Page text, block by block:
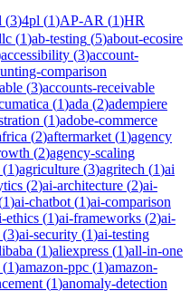
(3)4pl (1)AP-AR (1)HR
(1)ab-testing (5)about-ecosire
accessibility (3)account-
comparison
(3)accounts-receivable
(1)ada (2)adempiere
(1)adobe-commerce
(2)aftermarket (1)agency
(2)agency-scaling
(1)agriculture (3)agritech (1)ai
(2)ai-architecture (2)ai-
1)ai-chatbot (1)ai-comparison
ethics (1)ai-frameworks (2)ai-
(3)ai-security (1)ai-testing
(1)aliexpress (1)all-in-one
(1)amazon-ppc (1)amazon-
(1)anomaly-detection